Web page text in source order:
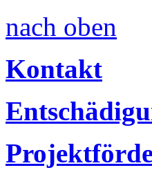
nach oben
Kontakt